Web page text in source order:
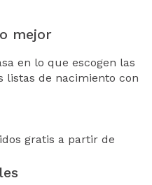
mejor
en lo que escogen las
listas de nacimiento con
gratis a partir de